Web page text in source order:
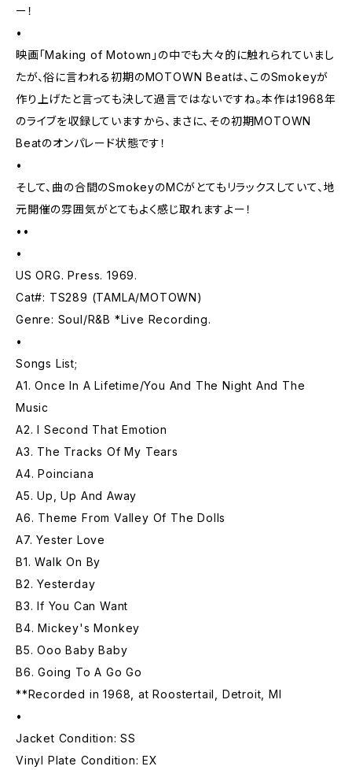
ー！
•
映画「Making of Motown」の中でも大々的に触れられていまし
たが、俗に言われる初期のMOTOWN Beatは、このSmokeyが
作り上げたと言っても決して過言ではないですね。本作は1968年
のライブを収録していますから、まさに、その初期MOTOWN
Beatのオンパレード状態です！
•
そして、曲の合間のSmokeyのMCがとてもリラックスしていて、地
元開催の雰囲気がとてもよく感じ取れますよー！
••
•
US ORG. Press. 1969.
Cat#: TS289 (TAMLA/MOTOWN)
Genre: Soul/R&B *Live Recording.
•
Songs List;
A1. Once In A Lifetime/You And The Night And The
Music
A2. I Second That Emotion
A3. The Tracks Of My Tears
A4. Poinciana
A5. Up, Up And Away
A6. Theme From Valley Of The Dolls
A7. Yester Love
B1. Walk On By
B2. Yesterday
B3. If You Can Want
B4. Mickey's Monkey
B5. Ooo Baby Baby
B6. Going To A Go Go
**Recorded in 1968, at Roostertail, Detroit, MI
•
Jacket Condition: SS
Vinyl Plate Condition: EX